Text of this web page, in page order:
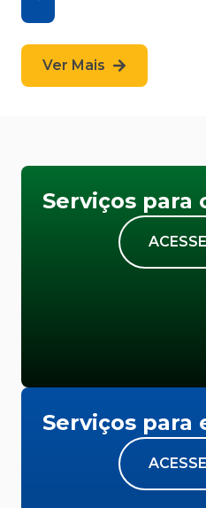
Ver Mais
Serviços para
Serviços para